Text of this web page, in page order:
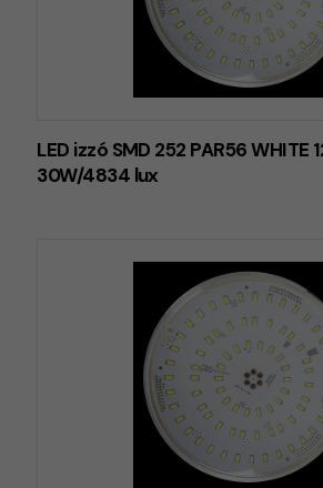
LED izzó SMD 252 PAR56 WHITE
30W/4834 lux